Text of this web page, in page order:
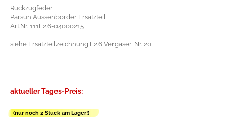
Rückzugfeder
Parsun Aussenborder Ersatzteil
Art.Nr. 111F2.6-04000215
siehe Ersatzteilzeichnung F2.6 Vergaser, Nr. 20
aktueller Tages-Preis:
(nur noch 2 Stück am Lager!)